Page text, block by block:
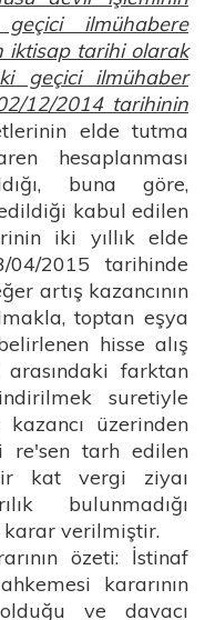
ilmühabere
iktisap tarihi olarak
geçici ilmühaber
12/2014 tarihinin
elde tutma
hesaplanması
buna göre,
kabul edilen
iki yıllık elde
2015 tarihinde
artış kazancının
toptan eşya
hisse alış
farktan
suretiyle
üzerinden
re'sen tarh edilen
kat vergi ziyaı
bulunmadığı
karar verilmiştir.
özeti: İstinaf
kararının
ve davacı